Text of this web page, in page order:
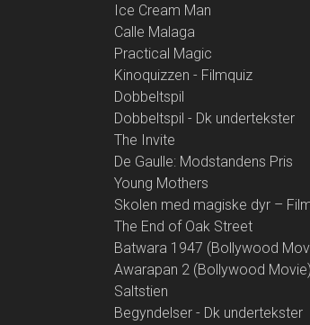
Ice Cream Man
Calle Malaga
Practical Magic
Kinoquizzen - Filmquiz
Dobbeltspil
Dobbeltspil - Dk undertekster
The Invite
De Gaulle: Modstandens Pris
Young Mothers
Skolen med magiske dyr –
The End of Oak Street
Batwara 1947 (Bollywood
Awarapan 2 (Bollywood Movie)
Saltstien
Begyndelser - Dk undertekster